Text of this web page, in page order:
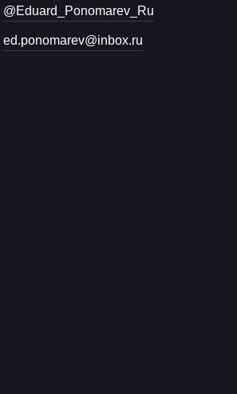
@Eduard_Ponomarev_Ru
ed.ponomarev@inbox.ru